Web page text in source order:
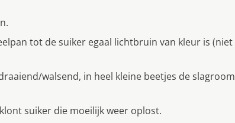
tot de suiker egaal lichtbruin van kleur is (niet
walsend, in heel kleine beetjes de slagroom
suiker die moeilijk weer oplost.